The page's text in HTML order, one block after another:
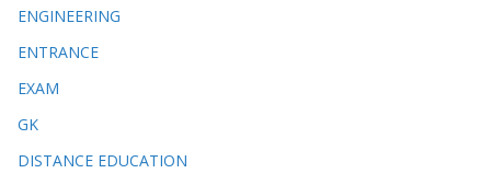
ENGINEERING
ENTRANCE
EXAM
GK
DISTANCE EDUCATION